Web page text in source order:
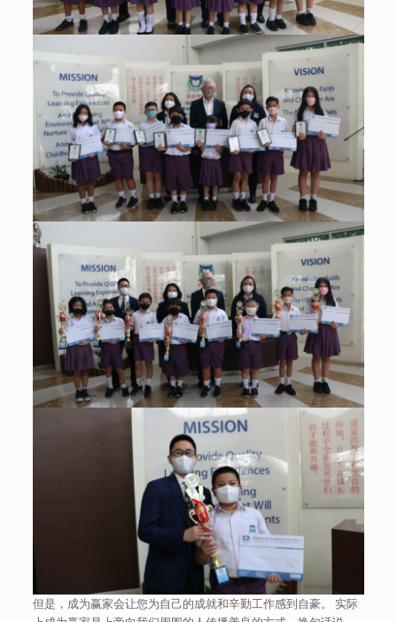
但是，成为赢家会让您为自己的成就和辛勤工作感到自豪。 实际